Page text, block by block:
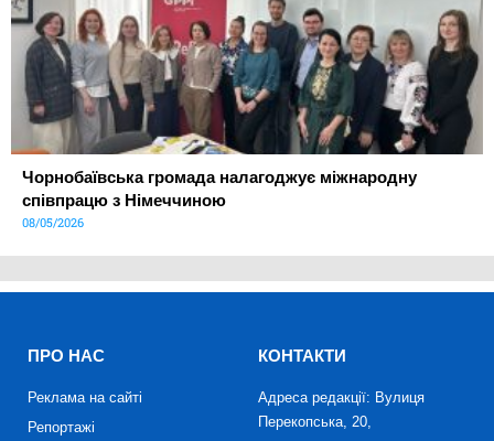
Чорнобаївська громада налагоджує міжнародну
співпрацю з Німеччиною
08/05/2026
ПРО НАС
Реклама на сайті
Репортажі
КОНТАКТИ
Адреса редакції: Вулиця
Перекопська, 20,